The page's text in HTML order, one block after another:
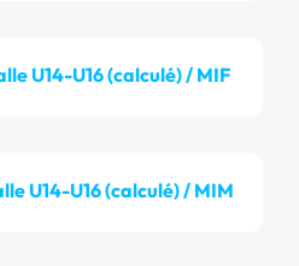
U14-U16 (calculé) / MIF
U14-U16 (calculé) / MIM